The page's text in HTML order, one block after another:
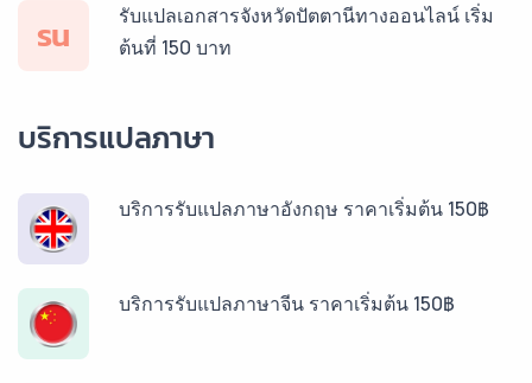
รน
รับแปลเอกสารจังหวัดปัตตานีทางออนไลน์ เริ่ม
ต้นที่ 150 บาท
บริการแปลภาษา
บริการรับแปลภาษาอังกฤษ ราคาเริ่มต้น 150฿
บริการรับแปลภาษาจีน ราคาเริ่มต้น 150฿